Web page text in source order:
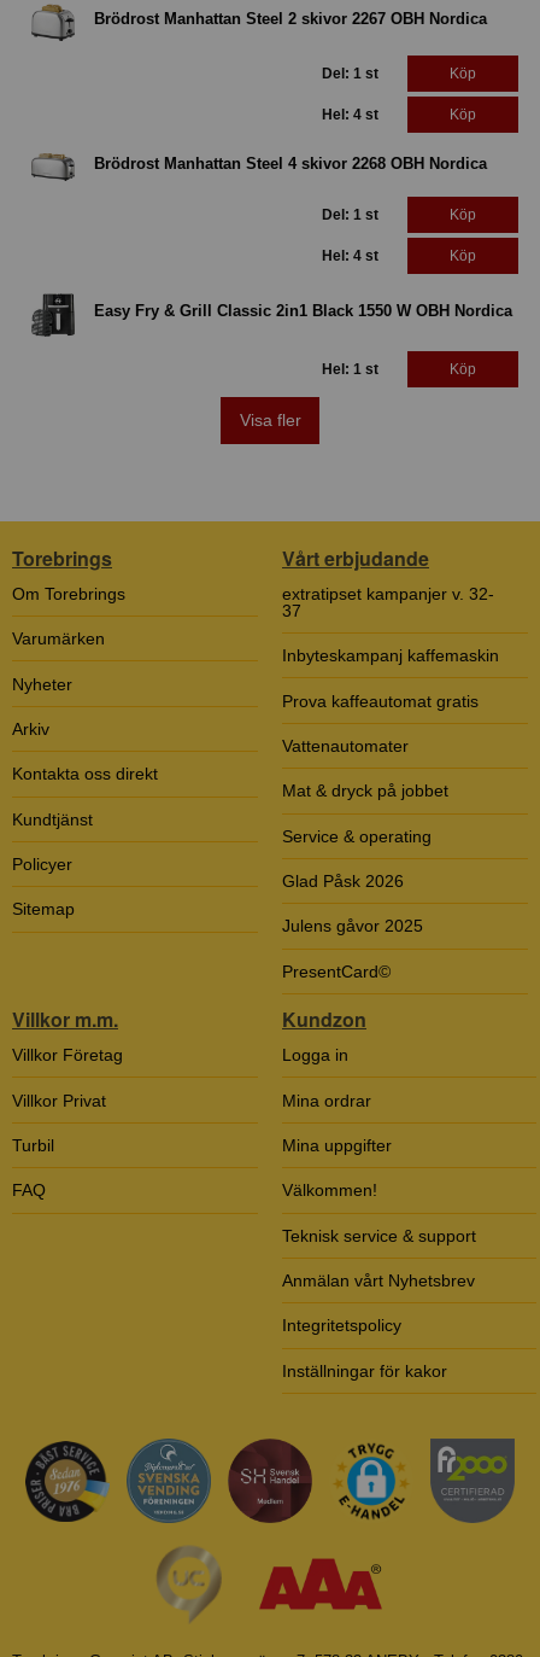
Brödrost Manhattan Steel 2 skivor 2267 OBH Nordica
Del: 1 st Köp
Hel: 4 st Köp
Brödrost Manhattan Steel 4 skivor 2268 OBH Nordica
Del: 1 st Köp
Hel: 4 st Köp
Easy Fry & Grill Classic 2in1 Black 1550 W OBH Nordica
Hel: 1 st Köp
Visa fler
Torebrings
Om Torebrings
Varumärken
Nyheter
Arkiv
Kontakta oss direkt
Kundtjänst
Policyer
Sitemap
Vårt erbjudande
extratipset kampanjer v. 32-
37
Inbyteskampanj kaffemaskin
Prova kaffeautomat gratis
Vattenautomater
Mat & dryck på jobbet
Service & operating
Glad Påsk 2026
Julens gåvor 2025
PresentCard©
Villkor m.m.
Villkor Företag
Villkor Privat
Turbil
FAQ
Kundzon
Logga in
Mina ordrar
Mina uppgifter
Välkommen!
Teknisk service & support
Anmälan vårt Nyhetsbrev
Integritetspolicy
Inställningar för kakor